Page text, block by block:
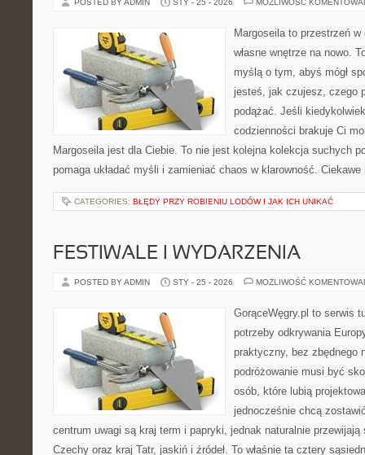
POSTED BY ADMIN STY - 25 - 2026 MOŻLIWOŚĆ
Margoseila to przestrzeń
własne wnętrze na nowo.
myślą o tym, abyś mógł
jesteś, jak czujesz, czego
podążać. Jeśli
codzienności brakuje Ci
Margoseila jest dla Ciebie. To nie jest kolejna kolekcja suchych
pomaga układać myśli i zamieniać chaos w klarowność.
CATEGORIES: BŁĘDY PRZY ROBIENIU LODÓW I JAK ICH UNIKAĆ
FESTIWALE I WYDARZENIA
POSTED BY ADMIN STY - 25 - 2026 MOŻLIWOŚĆ
GorąceWęgry.pl to serwis
potrzeby odkrywania
praktyczny, bez zbędnego
podróżowanie musi być
osób, które lubią
jednocześnie chcą
centrum uwagi są kraj term i papryki, jednak naturalnie
Czechy oraz kraj Tatr, jaskiń i źródeł. To właśnie ta cztery